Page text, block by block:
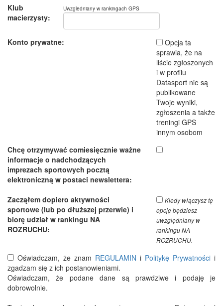
Klub
macierzysty:
Uwzgledniany w rankingach GPS
Konto prywatne:
Opcja ta
sprawia, że na
liście zgłoszonych
i w profilu
Datasport nie są
publikowane
Twoje wyniki,
zgłoszenia a także
treningi GPS
innym osobom
Chcę otrzymywać comiesięcznie ważne
informacje o nadchodzących
imprezach sportowych pocztą
elektroniczną w postaci newslettera:
Zacząłem dopiero aktywności
sportowe (lub po dłuższej przerwie) i
biorę udział w rankingu NA
ROZRUCHU:
Kiedy włączysz tę
opcję będziesz
uwzględniany w
rankingu NA
ROZRUCHU.
Oświadczam, że znam REGULAMIN i Politykę Prywatności i
zgadzam się z ich postanowieniami.
Oświadczam, że podane dane są prawdziwe i podaję je
dobrowolnie.